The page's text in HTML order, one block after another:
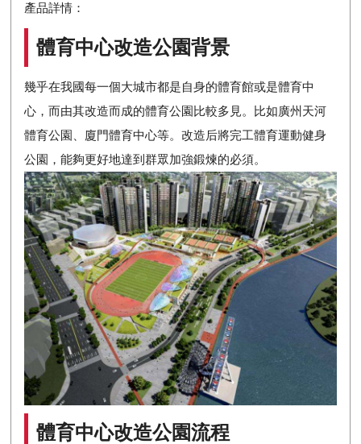
產品詳情：
體育中心改造公園背景
幾乎在我國每一個大城市都是自身的體育館或是體育中
心，而由其改造而成的體育公園比較多見。比如廣州天河
體育公園、廈門體育中心等。改造后將完工體育運動健身
公園，能夠更好地達到群眾加強鍛煉的必須。
體育中心改造公園流程